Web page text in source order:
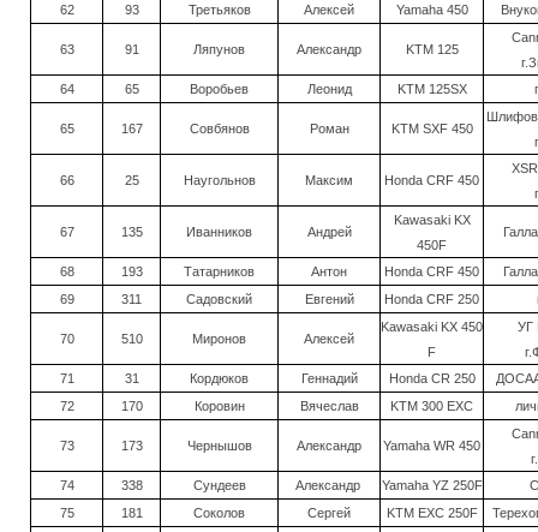
62
93 Третьяков Алексей Yamaha 450
63 91 Ляпунов Александр KTM 125
64
65 Воробьев Леонид KTM 125SX
65 167 Совбянов Роман KTM SXF 450
66 25 Наугольнов Максим Honda CRF 450
67 135 Иванников Андрей
Kawasaki KX
450F
68 193 Татарников Антон Honda CRF 450
69
311 Садовский Евгений Honda CRF 250
70 510 Миронов Алексей
Kawasaki KX 450
F
УГ
71
31 Кордюков Геннадий Honda CR 250
72
170 Коровин Вячеслав KTM 300 EXC
73 173 Чернышов Александр Yamaha WR 450
74
338 Сундеев Александр Yamaha YZ 250F
75
181 Соколов Сергей KTM EXC 250F